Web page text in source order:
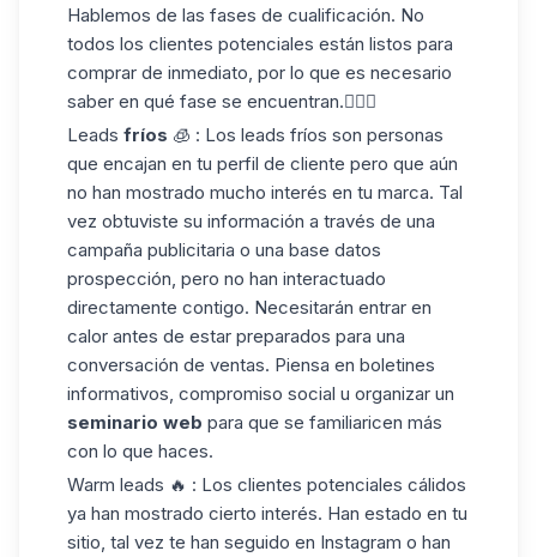
Hablemos de las fases de cualificación. No
todos los clientes potenciales están listos para
comprar de inmediato, por lo que es necesario
saber en qué fase se encuentran.🧍🏻‍♂️
Leads fríos 🧊 : Los leads fríos son personas
que encajan en tu perfil de cliente pero que aún
no han mostrado mucho interés en tu marca. Tal
vez obtuviste su información a través de una
campaña publicitaria o una base datos
prospección , pero no han interactuado
directamente contigo. Necesitarán entrar en
calor antes de estar preparados para una
conversación de ventas. Piensa en boletines
informativos, compromiso social u organizar un
seminario web para que se familiaricen más
con lo que haces.
Warm leads 🔥 : Los clientes potenciales cálidos
ya han mostrado cierto interés. Han estado en tu
sitio, tal vez te han seguido en Instagram o han